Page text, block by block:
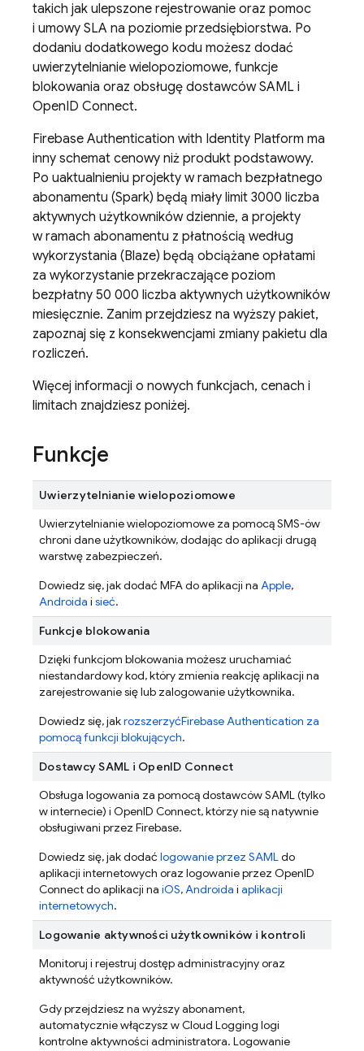
takich jak ulepszone rejestrowanie oraz pomoc
i umowy SLA na poziomie przedsiębiorstwa. Po
dodaniu dodatkowego kodu możesz dodać
uwierzytelnianie wielopoziomowe, funkcje
blokowania oraz obsługę dostawców SAML i
OpenID Connect.
Firebase Authentication with Identity Platform ma
inny schemat cenowy niż produkt podstawowy.
Po uaktualnieniu projekty w ramach bezpłatnego
abonamentu (Spark) będą miały limit 3000 liczba
aktywnych użytkowników dziennie, a projekty
w ramach abonamentu z płatnością według
wykorzystania (Blaze) będą obciążane opłatami
za wykorzystanie przekraczające poziom
bezpłatny 50 000 liczba aktywnych użytkowników
miesięcznie. Zanim przejdziesz na wyższy pakiet,
zapoznaj się z konsekwencjami zmiany pakietu dla
rozliczeń.
Więcej informacji o nowych funkcjach, cenach i
limitach znajdziesz poniżej.
Funkcje
Uwierzytelnianie wielopoziomowe
Uwierzytelnianie wielopoziomowe za pomocą SMS-ów
chroni dane użytkowników, dodając do aplikacji drugą
warstwę zabezpieczeń.
Dowiedz się, jak dodać MFA do aplikacji na Apple,
Androida i sieć.
Funkcje blokowania
Dzięki funkcjom blokowania możesz uruchamiać
niestandardowy kod, który zmienia reakcję aplikacji na
zarejestrowanie się lub zalogowanie użytkownika.
Dowiedz się, jakrozszerzyćFirebase Authentication za
pomocą funkcji blokujących.
Dostawcy SAML i OpenID Connect
Obsługa logowania za pomocą dostawców SAML (tylko
w internecie) i OpenID Connect, którzy nie są natywnie
obsługiwani przez Firebase.
Dowiedz się, jak dodać logowanie przez SAMLdo
aplikacji internetowych oraz logowanie przez OpenID
Connect do aplikacji na iOS,Androida i aplikacji
internetowych.
Logowanie aktywności użytkowników i kontroli
Monitoruj i rejestruj dostęp administracyjny oraz
aktywność użytkowników.
Gdy przejdziesz na wyższy abonament,
automatycznie włączysz w Cloud Logging logi
kontrolne aktywności administratora. Logowanie